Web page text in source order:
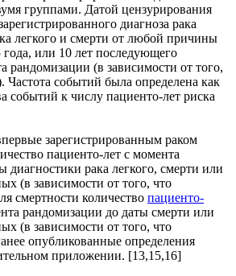
группами. Датой цензурирования
диагноза рака
легкого и смерти от любой причины
года, или 10 лет последующего
рандомизации (в зависимости от того,
Частота событий была определена как
событий к числу пациенто-лет риска
зарегистрированным раком
пациенто-лет с момента
диагностики рака легкого, смерти или
(в зависимости от того, что
смертности количество пациенто-
рандомизации до даты смерти или
(в зависимости от того, что
опубликованные определения
приложении. [13,15,16]